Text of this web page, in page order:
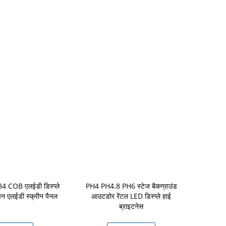
COB एलईडी डिस्प्ले
एलईडी स्क्रीन पैनल
PH4 PH4.8 PH6 स्टेज बैकग्राउंड
आउटडोर रेंटल LED डिस्प्ले हाई
ब्राइटनेस